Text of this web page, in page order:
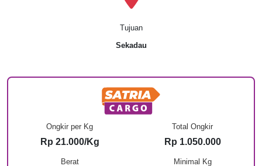
Tujuan
Sekadau
Ongkir per Kg
Rp 21.000/Kg
Total Ongkir
Rp 1.050.000
Berat Minimal Kg